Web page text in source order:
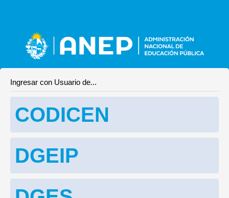
Ingresar con Usuario de...
CODICEN
DGEIP